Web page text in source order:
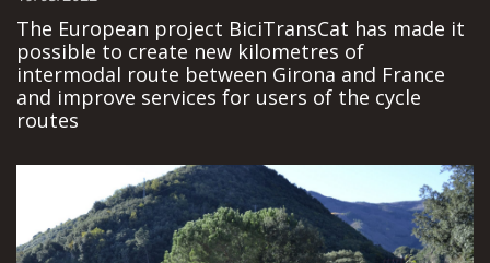
The European project BiciTransCat has made it
possible to create new kilometres of
intermodal route between Girona and France
and improve services for users of the cycle
routes